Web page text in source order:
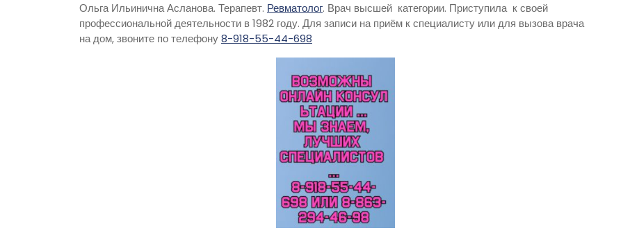
Ольга Ильинична Асланова. Терапевт. Ревматолог. Врач высшей категории. Приступила к своей
профессиональной деятельности в 1982 году. Для записи на приём к специалисту или для вызова врача
на дом, звоните по телефону8-918-55-44-698